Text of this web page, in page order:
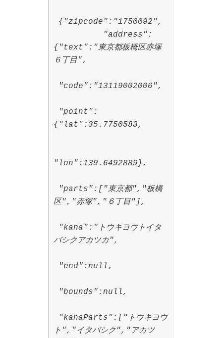
{"zipcode":"1750092",
"address":
{"text":"東京都板橋区赤塚
６丁目",
"code":"13119002006",
"point":
{"lat":35.7750583,
"lon":139.6492889},
"parts":["東京都","板橋
区","赤塚","６丁目"],
"kana":"トウキヨウトイタ
バシクアカツカ",
"end":null,
"bounds":null,
"kanaParts":["トウキヨウ
ト","イタバシク","アカツ